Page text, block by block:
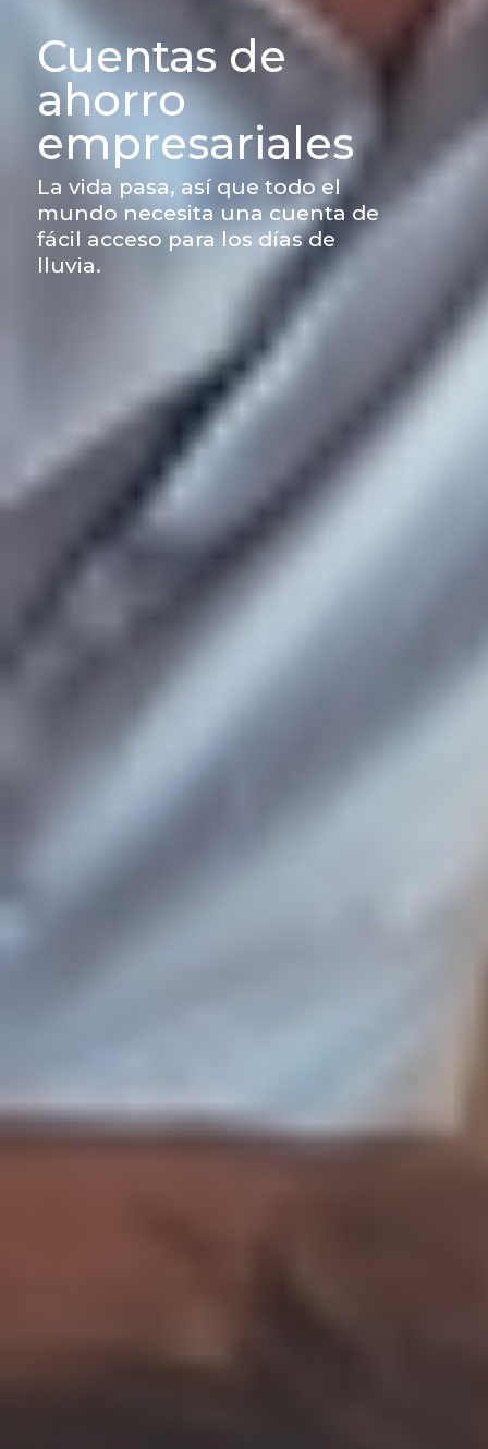
Cuentas de
ahorro
empresariales
La vida pasa, así que todo el
mundo necesita una cuenta de
fácil acceso para los días de
lluvia.